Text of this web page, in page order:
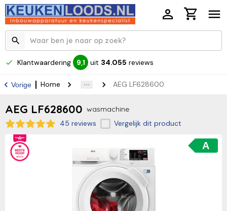
Klantwaardering 9,1 uit 34.055 reviews
Vorige Home AEG LF628600
AEG LF628600 wasmachine
45 reviews
Vergelijk dit product
A